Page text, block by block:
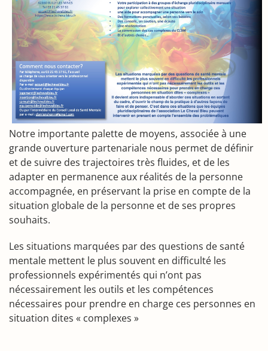
Notre importante palette de moyens, associée à une
grande ouverture partenariale nous permet de définir
et de suivre des trajectoires très fluides, et de les
adapter en permanence aux réalités de la personne
accompagnée, en préservant la prise en compte de la
situation globale de la personne et de ses propres
souhaits.
Les situations marquées par des questions de santé
mentale mettent le plus souvent en difficulté les
professionnels expérimentés qui n’ont pas
nécessairement les outils et les compétences
nécessaires pour prendre en charge ces personnes en
situation dites « complexes »